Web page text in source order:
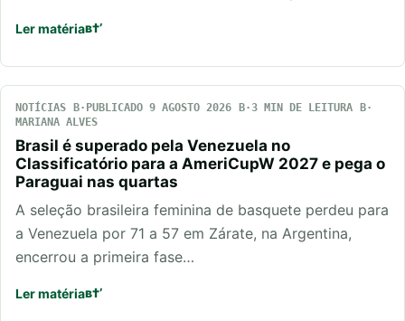
Ler matéria
NOTÍCIAS PUBLICADO 9 AGOSTO 2026
3 MIN DE LEITURA
MARIANA ALVES
Brasil é superado pela Venezuela no
Classificatório para a AmeriCupW 2027 e pega o
Paraguai nas quartas
A seleção brasileira feminina de basquete perdeu para
a Venezuela por 71 a 57 em Zárate, na Argentina,
encerrou a primeira fase…
Ler matéria